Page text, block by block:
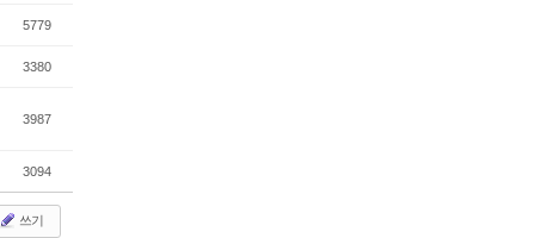
5779
3380
3987
3094
쓰기